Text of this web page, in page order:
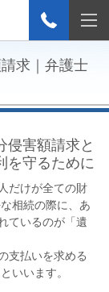
求｜弁護士
侵害額請求と
を守るために
だけが全ての財
相続の際に、あ
ているのが「遺
支払いを求める
いいます。